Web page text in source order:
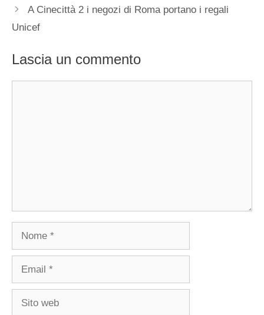
A Cinecittà 2 i negozi di Roma portano i regali
Unicef
Lascia un commento
Nome
Email
Sito